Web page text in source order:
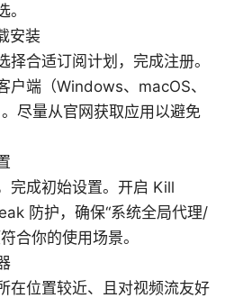
安装
择合适订阅计划，完成注册。
户端（Windows、macOS、
尽量从官网获取应用以避免
完成初始设置。开启 Kill
防护，确保“系统全局代理/
合你的使用场景。
在位置较近、且对视频流友好